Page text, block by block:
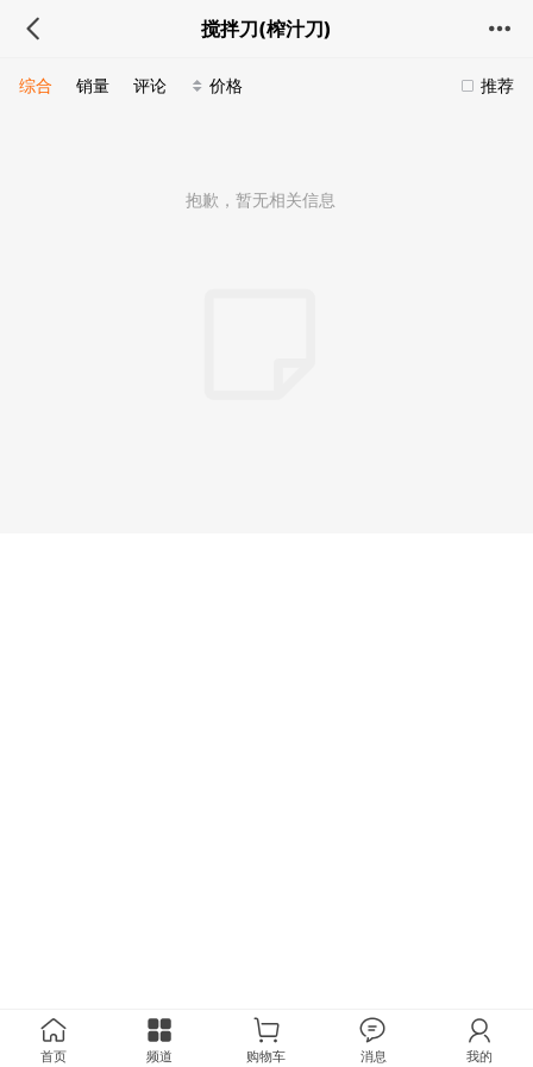
搅拌刀(榨汁刀)
推荐
综合 销量 评论 价格
抱歉，暂无相关信息
首页 频道 购物车 消息 我的